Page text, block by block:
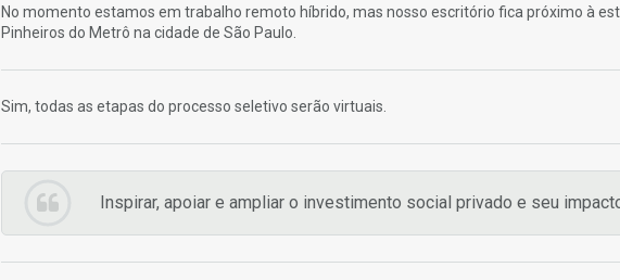
No momento estamos em trabalho remoto híbrido, mas nosso escritório fica próximo à
Pinheiros do Metrô na cidade de São Paulo.
Sim, todas as etapas do processo seletivo serão virtuais.
Inspirar, apoiar e ampliar o investimento social privado e seu